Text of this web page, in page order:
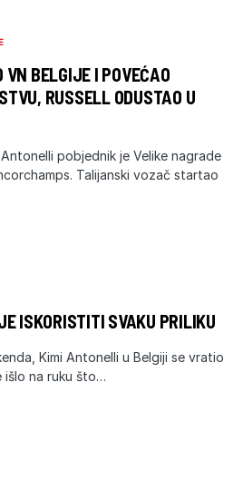
BELGIJE I POVEĆAO
RUSSELL ODUSTAO U
pobjednik je Velike nagrade
Talijanski vozač startao
ISKORISTITI SVAKU PRILIKU
Kimi Antonelli u Belgiji se vratio
išlo na ruku što…